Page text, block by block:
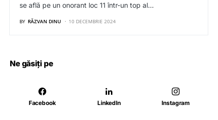
se află pe un onorant loc 11 într-un top al…
BY RĂZVAN DINU 10 DECEMBRIE 2024
Ne găsiți pe
Facebook LinkedIn Instagram